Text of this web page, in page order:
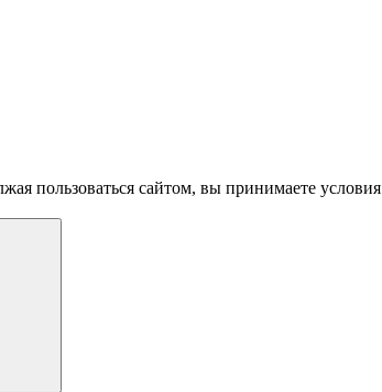
пользоваться сайтом, вы принимаете условия